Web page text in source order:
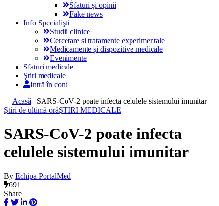
Sfaturi și opinii
Fake news
Info Specialişti
Studii clinice
Cercetare și tratamente experimentale
Medicamente și dispozitive medicale
Evenimente
Sfaturi medicale
Ştiri medicale
Intră în cont
Acasă | SARS-CoV-2 poate infecta celulele sistemului imunitar
Știri de ultimă orăŞTIRI MEDICALE
SARS-CoV-2 poate infecta
celulele sistemului imunitar
By Echipa PortalMed
691
Share